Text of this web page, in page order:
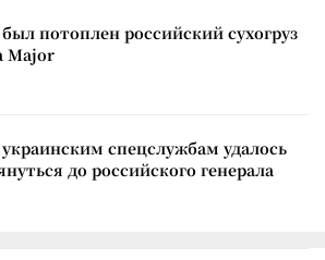
потоплен российский сухогруз
Major
спецслужбам удалось
до российского генерала